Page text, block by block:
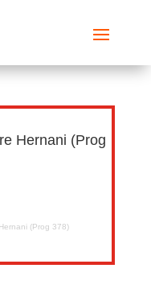
Hernani (Prog
(Prog 378)